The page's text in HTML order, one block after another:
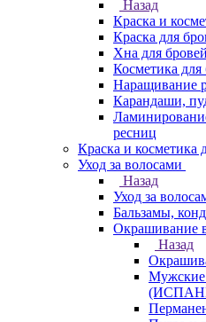
Назад
Краска и
Краска для
Хна для
Косметика
Наращивание
Карандаши,
ресниц
Краска и косметика
Уход за волосами
Назад
Уход за
Бальзамы,
Окрашивание
Назад
Мужские